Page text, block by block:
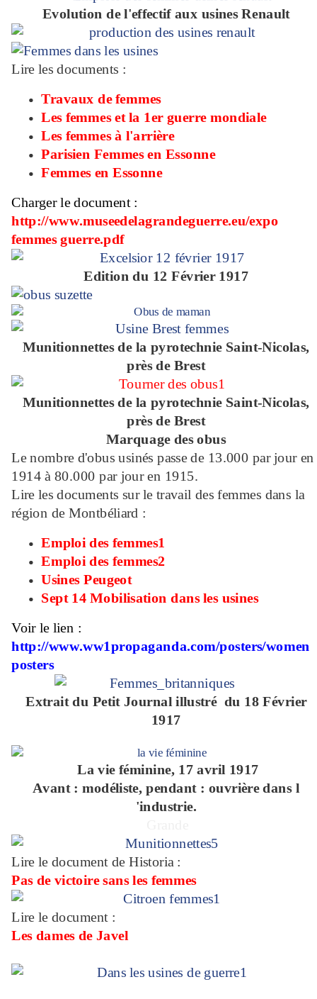
Evolution de l'effectif aux usines Renault
Lire les documents :
Travaux de femmes
Les femmes et la 1er guerre mondiale
Les femmes à l'arrière
Parisien Femmes en Essonne
Femmes en Essonne
Charger le document :
http://www.museedelagrandeguerre.eu/expo
femmes guerre.pdf
Edition du 12 Février 1917
Munitionnettes de la pyrotechnie Saint-Nicolas,
près de Brest
Munitionnettes de la pyrotechnie Saint-Nicolas,
près de Brest
Marquage des obus
Le nombre d'obus usinés passe de 13.000 par jour en
1914 à 80.000 par jour en 1915.
Lire les documents sur le travail des femmes dans la
région de Montbéliard :
Emploi des femmes1
Emploi des femmes2
Usines Peugeot
Sept 14 Mobilisation dans les usines
Voir le lien :
http://www.ww1propaganda.com/posters/women
posters
Extrait du Petit Journal illustré du 18 Février
1917
La vie féminine, 17 avril 1917
Avant : modéliste, pendant : ouvrière dans l
'industrie.
Lire le document de Historia :
Pas de victoire sans les femmes
Lire le document :
Les dames de Javel